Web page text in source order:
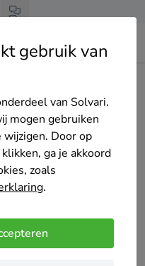
gebruik van
van Solvari.
mogen gebruiken
Door op
ga je akkoord
zoals
.